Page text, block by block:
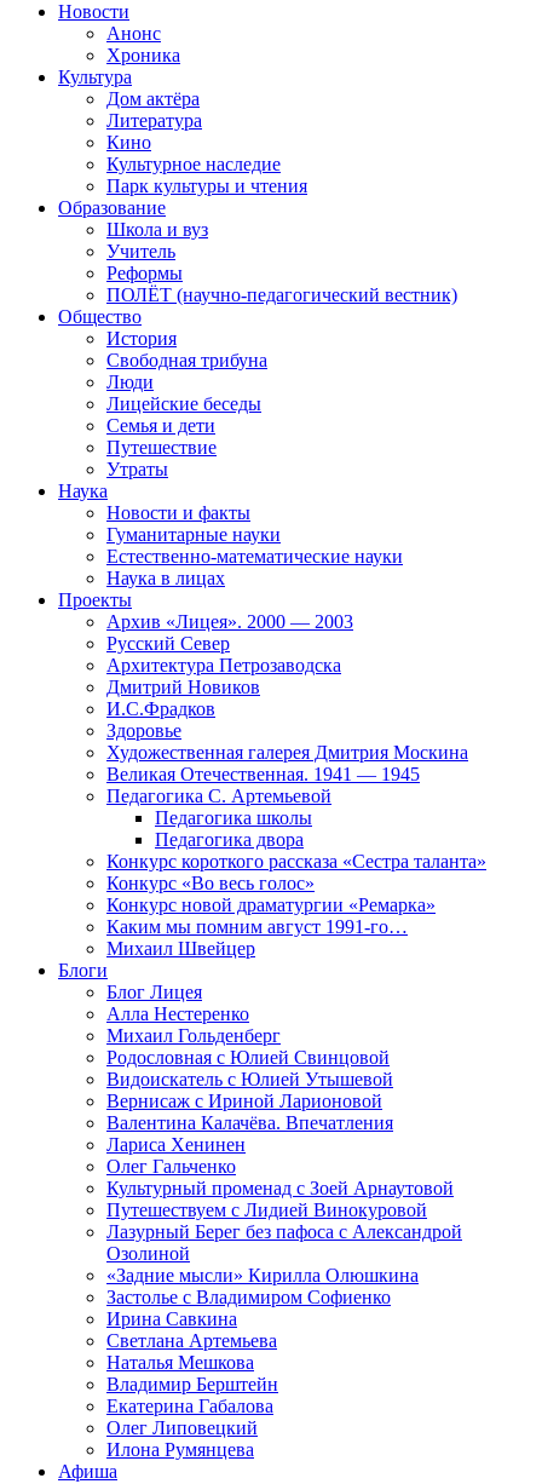
Новости
Анонс
Хроника
Культура
Дом актёра
Литература
Кино
Культурное наследие
Парк культуры и чтения
Образование
Школа и вуз
Учитель
Реформы
ПОЛЁТ (научно-педагогический вестник)
Общество
История
Свободная трибуна
Люди
Лицейские беседы
Семья и дети
Путешествие
Утраты
Наука
Новости и факты
Гуманитарные науки
Естественно-математические науки
Наука в лицах
Проекты
Архив «Лицея». 2000 — 2003
Русский Север
Архитектура Петрозаводска
Дмитрий Новиков
И.С.Фрадков
Здоровье
Художественная галерея Дмитрия Москина
Великая Отечественная. 1941 — 1945
Педагогика С. Артемьевой
Педагогика школы
Педагогика двора
Конкурс короткого рассказа «Сестра таланта»
Конкурс «Во весь голос»
Конкурс новой драматургии «Ремарка»
Каким мы помним август 1991-го…
Михаил Швейцер
Блоги
Блог Лицея
Алла Нестеренко
Михаил Гольденберг
Родословная с Юлией Свинцовой
Видоискатель с Юлией Утышевой
Вернисаж с Ириной Ларионовой
Валентина Калачёва. Впечатления
Лариса Хенинен
Олег Гальченко
Культурный променад с Зоей Арнаутовой
Путешествуем с Лидией Винокуровой
Лазурный Берег без пафоса с Александрой
Озолиной
«Задние мысли» Кирилла Олюшкина
Застолье с Владимиром Софиенко
Ирина Савкина
Светлана Артемьева
Наталья Мешкова
Владимир Берштейн
Екатерина Габалова
Олег Липовецкий
Илона Румянцева
Афиша